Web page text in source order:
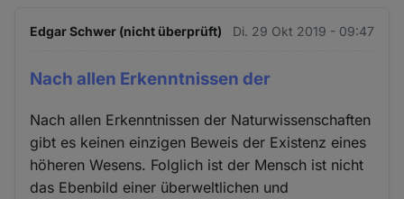
Edgar Schwer (nicht überprüft) Di. 29 Okt 2019 - 09:47
Nach allen Erkenntnissen der
Nach allen Erkenntnissen der Naturwissenschaften
gibt es keinen einzigen Beweis der Existenz eines
höheren Wesens. Folglich ist der Mensch ist nicht
das Ebenbild einer überweltlichen und